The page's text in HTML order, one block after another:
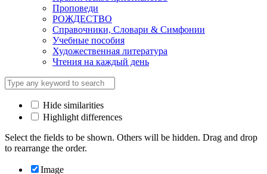
Проповеди
РОЖДЕСТВО
Справочники, Словари & Симфонии
Учебные пособия
Художественная литература
Чтения на каждый день
Hide similarities
Highlight differences
Select the fields to be shown. Others will be hidden. Drag and drop
to rearrange the order.
Image